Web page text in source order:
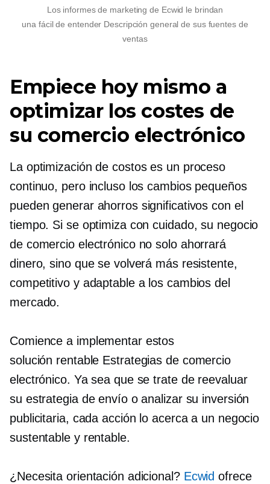
Los informes de marketing de Ecwid le brindan
unafácil de entender Descripción general de sus fuentes de
ventas
Empiece hoy mismo a
optimizar los costes de
su comercio electrónico
La optimización de costos es un proceso
continuo, pero incluso los cambios pequeños
pueden generar ahorros significativos con el
tiempo. Si se optimiza con cuidado, su negocio
de comercio electrónico no solo ahorrará
dinero, sino que se volverá más resistente,
competitivo y adaptable a los cambios del
mercado.
Comience a implementar estos
solución rentable Estrategias de comercio
electrónico. Ya sea que se trate de reevaluar
su estrategia de envío o analizar su inversión
publicitaria, cada acción lo acerca a un negocio
sustentable y rentable.
¿Necesita orientación adicional? Ecwid ofrece